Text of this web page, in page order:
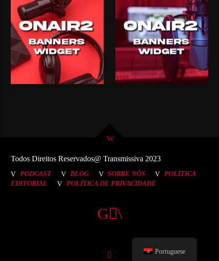
Todos Direitos Reservados@ Transmissiva 2023
PODCAST BLOG SOBRE NÓS
POLÍTICA
EDITORIAL
POLÍTICA DE PRIVACIDADE
Portuguese